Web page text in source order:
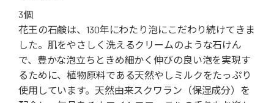
3個
花王の石鹸は、130年にわたり泡にこだわり続けてきま
した。肌をやさしく洗えるクリームのような石けん
で、豊かな泡立ちときめ細かく伸びの良い泡を実現す
るために、植物原料である天然やしミルクをたっぷり
使用しています。天然由来スクワラン（保湿成分）を